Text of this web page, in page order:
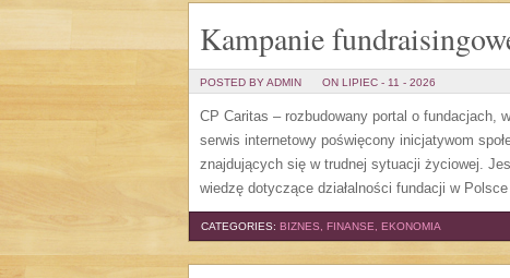
Kampanie
POSTED BY ADMIN ON LIPIEC - 11 - 2026
CP Caritas – rozbudowany portal o fundacjach,
serwis internetowy poświęcony inicjatywom
znajdujących się w trudnej sytuacji życiowej.
wiedzę dotyczące działalności fundacji w
CATEGORIES: BIZNES, FINANSE, EKONOMIA